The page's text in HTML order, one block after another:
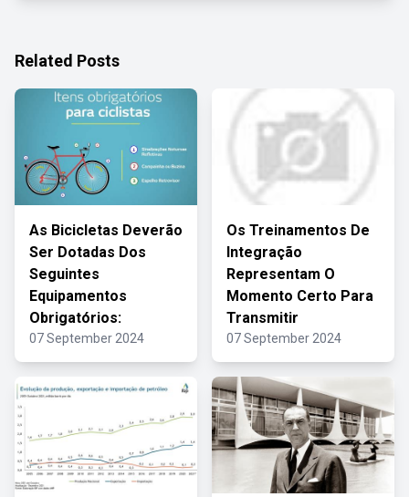
Related Posts
As Bicicletas Deverão
Ser Dotadas Dos
Seguintes
Equipamentos
Obrigatórios:
07 September 2024
Os Treinamentos De
Integração
Representam O
Momento Certo Para
Transmitir
07 September 2024